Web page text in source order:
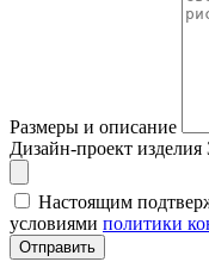
Размеры и описание
Дизайн-проект изделия
Настоящим
условиями политики
Отправить